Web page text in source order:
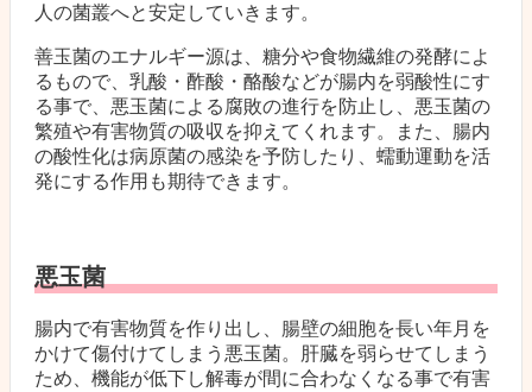
人の菌叢へと安定していきます。
善玉菌のエナルギー源は、糖分や食物繊維の発酵によ
るもので、乳酸・酢酸・酪酸などが腸内を弱酸性にす
る事で、悪玉菌による腐敗の進行を防止し、悪玉菌の
繁殖や有害物質の吸収を抑えてくれます。また、腸内
の酸性化は病原菌の感染を予防したり、蠕動運動を活
発にする作用も期待できます。
悪玉菌
腸内で有害物質を作り出し、腸壁の細胞を長い年月を
かけて傷付けてしまう悪玉菌。肝臓を弱らせてしまう
ため、機能が低下し解毒が間に合わなくなる事で有害